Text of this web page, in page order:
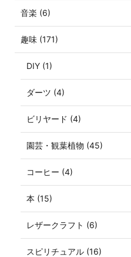
音楽 (6)
趣味 (171)
DIY (1)
ダーツ (4)
ビリヤード (4)
園芸・観葉植物 (45)
コーヒー (4)
本 (15)
レザークラフト (6)
スピリチュアル (16)